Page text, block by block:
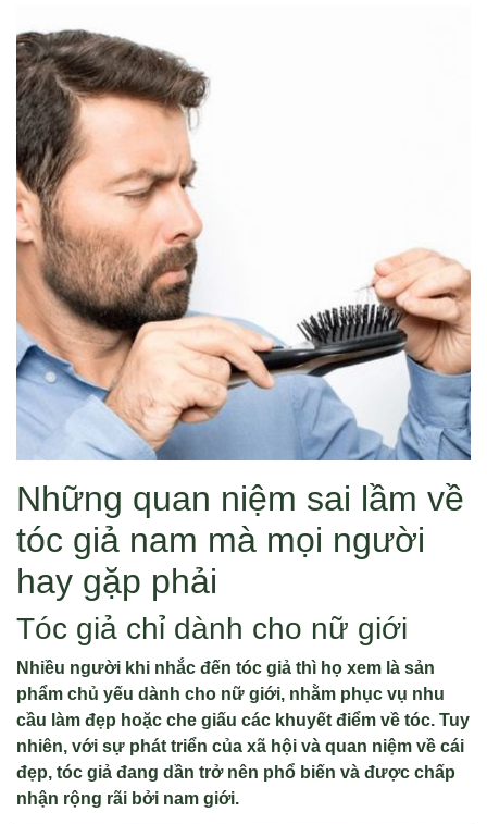
Những quan niệm sai lầm về
tóc giả nam mà mọi người
hay gặp phải
Tóc giả chỉ dành cho nữ giới
Nhiều người khi nhắc đến tóc giả thì họ xem là sản
phẩm chủ yếu dành cho nữ giới, nhằm phục vụ nhu
cầu làm đẹp hoặc che giấu các khuyết điểm về tóc. Tuy
nhiên, với sự phát triển của xã hội và quan niệm về cái
đẹp, tóc giả đang dần trở nên phổ biến và được chấp
nhận rộng rãi bởi nam giới.